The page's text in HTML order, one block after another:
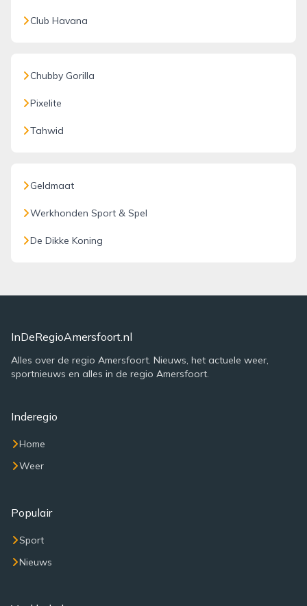
Club Havana
Chubby Gorilla
Pixelite
Tahwid
Geldmaat
Werkhonden Sport & Spel
De Dikke Koning
InDeRegioAmersfoort.nl
Alles over de regio Amersfoort. Nieuws, het actuele weer,
sportnieuws en alles in de regio Amersfoort.
Inderegio
Home
Weer
Populair
Sport
Nieuws